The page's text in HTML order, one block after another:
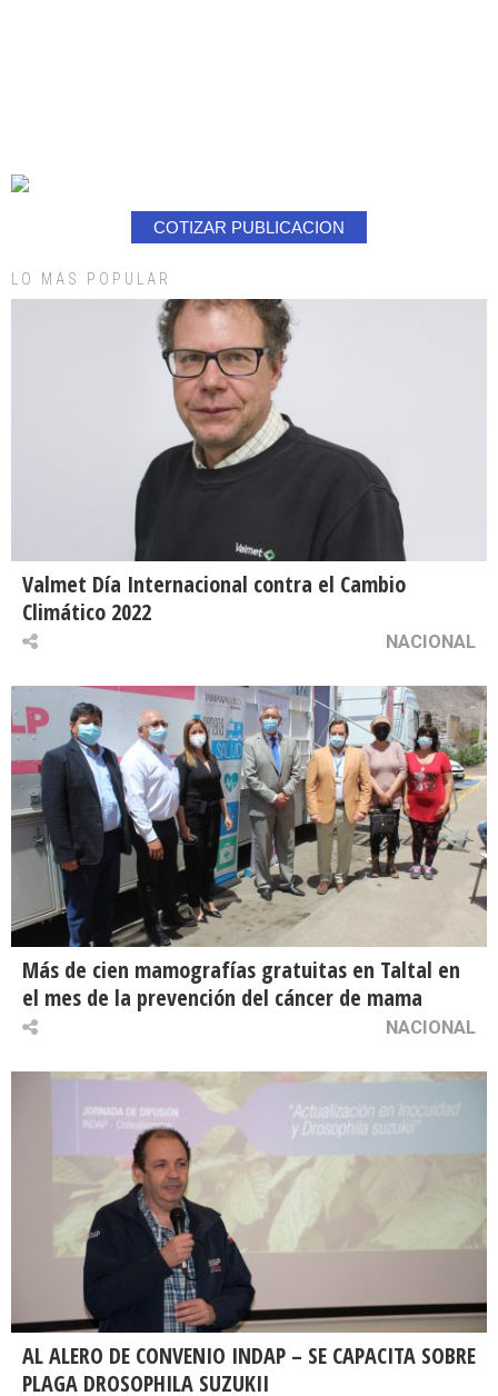
COTIZAR PUBLICACION
LO MAS POPULAR
Valmet Día Internacional contra el Cambio
Climático 2022
NACIONAL
Más de cien mamografías gratuitas en Taltal en
el mes de la prevención del cáncer de mama
NACIONAL
AL ALERO DE CONVENIO INDAP – SE CAPACITA SOBRE
PLAGA DROSOPHILA SUZUKII